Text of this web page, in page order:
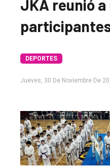
único
DIARIO
Balcarce
Inicio
Int.
General
Política
JKA reunió a
DEPORTES
Jueves, 30 De Noviembre De